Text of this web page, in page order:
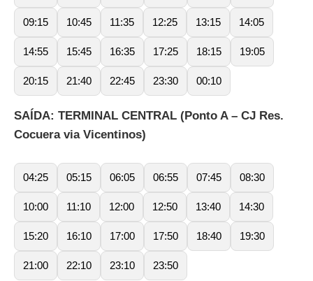
09:15 10:45 11:35 12:25 13:15 14:05
14:55 15:45 16:35 17:25 18:15 19:05
20:15 21:40 22:45 23:30 00:10
SAÍDA: TERMINAL CENTRAL (Ponto A – CJ Res.
Cocuera via Vicentinos)
04:25 05:15 06:05 06:55 07:45 08:30
10:00 11:10 12:00 12:50 13:40 14:30
15:20 16:10 17:00 17:50 18:40 19:30
21:00 22:10 23:10 23:50